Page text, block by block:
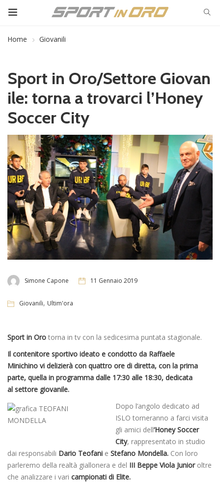
Home Giovanili
Sport in Oro/Settore Giovan
ile: torna a trovarci l’Honey
Soccer City
Simone Capone 11 Gennaio 2019
Giovanili, Ultim'ora
Sport in Oro torna in tv con la sedicesima puntata stagionale.
Il contenitore sportivo ideato e condotto da Raffaele
Minichino vi delizierà con quattro ore di diretta, con la prima
parte, quella in programma dalle 17:30 alle 18:30, dedicata
al settore giovanile.
Dopo l’angolo dedicato ad
ISLO torneranno a farci visita
gli amici dell‘Honey Soccer
City, rappresentato in studio
dai responsabili Dario Teofani e Stefano Mondella. Con loro
parleremo della realtà giallonera e del III Beppe Viola Junioroltre
che analizzare i vari campionati di Elite.